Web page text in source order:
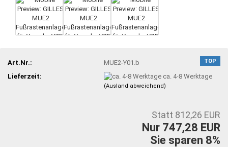
TOP
Art.Nr.:
MUE2-Y01.b
Lieferzeit:
ca. 4-8 Werktage
(Ausland abweichend)
Statt 812,26 EUR
Nur 747,28 EUR
Sie sparen 8%